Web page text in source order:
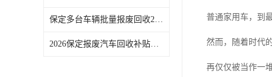
保定多台车辆批量报废回收2026补贴政策
2026保定报废汽车回收补贴申领常见问题汇总
普通家用车，到
然而，随着时代
再仅仅被当作一